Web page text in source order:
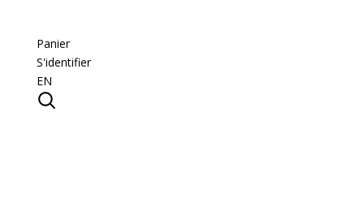
Panier
S'identifier
EN